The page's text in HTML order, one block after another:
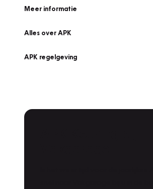
Meer informatie
Alles over APK
APK regelgeving